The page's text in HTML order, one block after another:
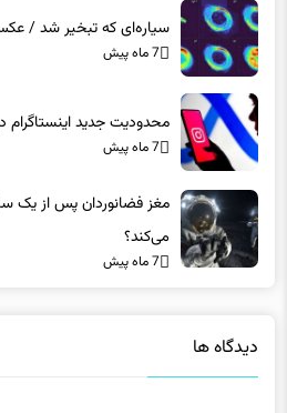
سیاره‌ای که تبخیر شد /
7 ماه پیش
محدودیت جدید اینستاگرام
7 ماه پیش
مغز فضانوردان پس از یک
می‌کند؟
7 ماه پیش
دیدگاه ها